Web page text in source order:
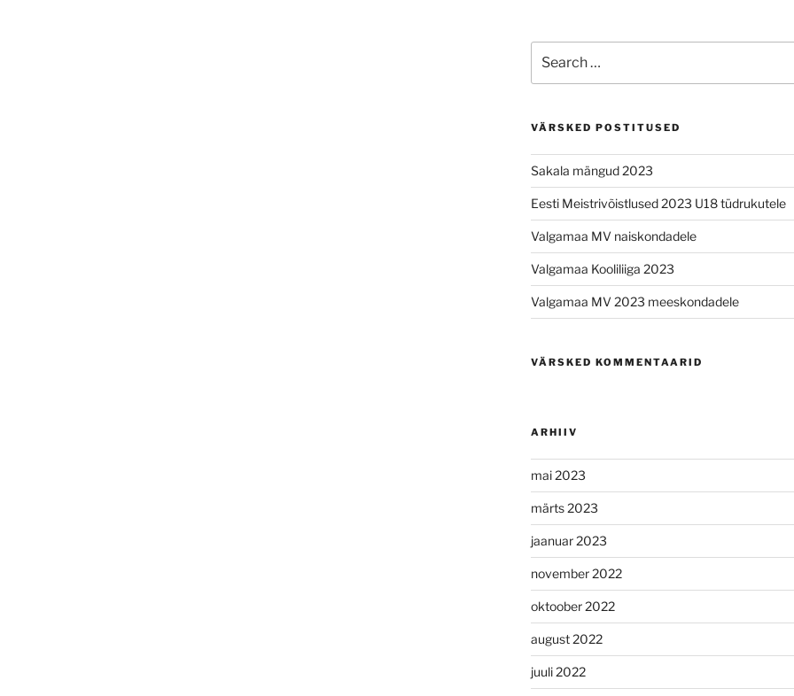
for:
VÄRSKED POSTITUSED
Sakala mängud 2023
Eesti Meistrivõistlused 2023 U18 tüdrukutele
Valgamaa MV naiskondadele
Valgamaa Kooliliiga 2023
Valgamaa MV 2023 meeskondadele
VÄRSKED KOMMENTAARID
ARHIIV
mai 2023
märts 2023
jaanuar 2023
november 2022
oktoober 2022
august 2022
juuli 2022